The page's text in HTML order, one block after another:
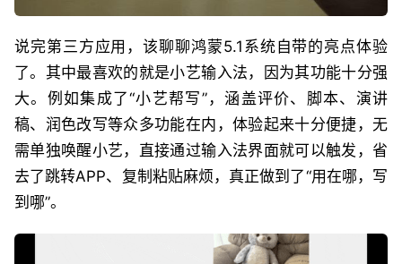
说完第三方应用，该聊聊鸿蒙5.1系统自带的亮点体验
了。其中最喜欢的就是小艺输入法，因为其功能十分强
大。例如集成了“小艺帮写”，涵盖评价、脚本、演讲
稿、润色改写等众多功能在内，体验起来十分便捷，无
需单独唤醒小艺，直接通过输入法界面就可以触发，省
去了跳转APP、复制粘贴麻烦，真正做到了“用在哪，写
到哪”。